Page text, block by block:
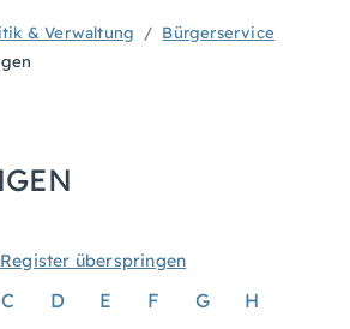
& Verwaltung
Bürgerservice
überspringen
C D E F G H